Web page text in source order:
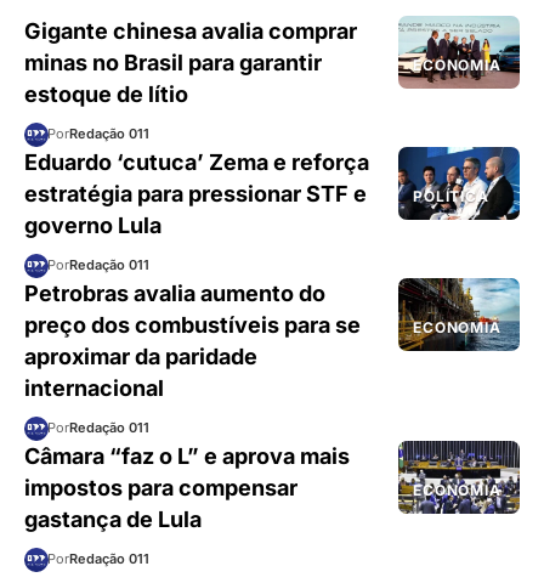
ECONOMIA
Gigante chinesa avalia comprar
minas no Brasil para garantir
estoque de lítio
PorRedação 011
POLÍTICA
Eduardo ‘cutuca’ Zema e reforça
estratégia para pressionar STF e
governo Lula
PorRedação 011
ECONOMIA
Petrobras avalia aumento do
preço dos combustíveis para se
aproximar da paridade
internacional
PorRedação 011
ECONOMIA
Câmara “faz o L” e aprova mais
impostos para compensar
gastança de Lula
PorRedação 011